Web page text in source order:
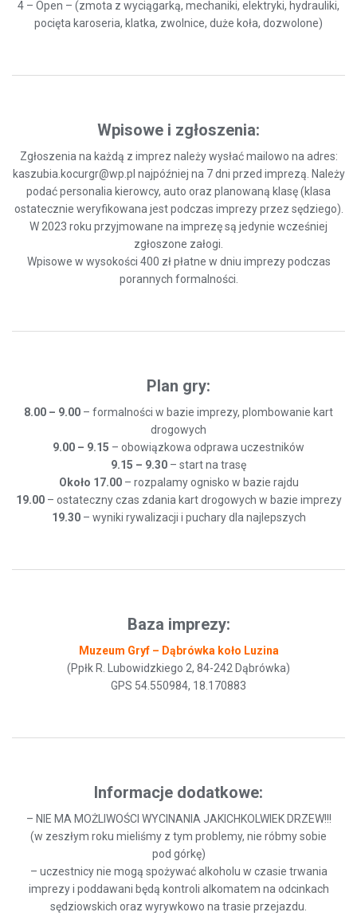
4 – Open – (zmota z wyciągarką, mechaniki, elektryki, hydrauliki,
pocięta karoseria, klatka, zwolnice, duże koła, dozwolone)
Wpisowe i zgłoszenia:
Zgłoszenia na każdą z imprez należy wysłać mailowo na adres:
kaszubia.kocurgr@wp.pl najpóźniej na 7 dni przed imprezą. Należy
podać personalia kierowcy, auto oraz planowaną klasę (klasa
ostatecznie weryfikowana jest podczas imprezy przez sędziego).
W 2023 roku przyjmowane na imprezę są jedynie wcześniej
zgłoszone załogi.
Wpisowe w wysokości 400 zł płatne w dniu imprezy podczas
porannych formalności.
Plan gry:
8.00 – 9.00 – formalności w bazie imprezy, plombowanie kart
drogowych
9.00 – 9.15 – obowiązkowa odprawa uczestników
9.15 – 9.30 – start na trasę
Około 17.00– rozpalamy ognisko w bazie rajdu
19.00– ostateczny czas zdania kart drogowych w bazie imprezy
19.30– wyniki rywalizacji i puchary dla najlepszych
Baza imprezy:
Muzeum Gryf – Dąbrówka koło Luzina
(Ppłk R. Lubowidzkiego 2, 84-242 Dąbrówka)
GPS 54.550984, 18.170883
Informacje dodatkowe:
– NIE MA MOŻLIWOŚCI WYCINANIA JAKICHKOLWIEK DRZEW!!!
(w zeszłym roku mieliśmy z tym problemy, nie róbmy sobie
pod górkę)
– uczestnicy nie mogą spożywać alkoholu w czasie trwania
imprezy i poddawani będą kontroli alkomatem na odcinkach
sędziowskich oraz wyrywkowo na trasie przejazdu.